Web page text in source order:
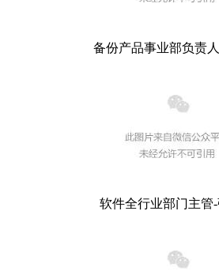
备份产品事业部负责
软件全行业部门主管